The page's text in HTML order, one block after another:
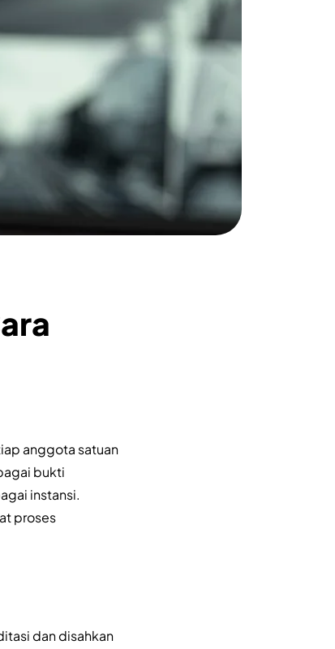
anggota satuan
bukti
instansi.
proses
dan disahkan